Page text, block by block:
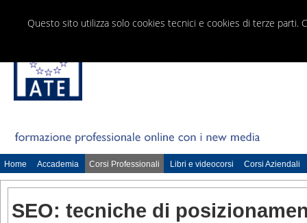
Home Accademia Corsi Professionali Libri e videocorsi Corsi Aziendali
SEO: tecniche di
Questo sito utilizza solo cookies tecnici e cookies di terze parti.